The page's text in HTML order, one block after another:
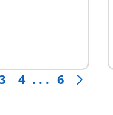
4 . . . 6